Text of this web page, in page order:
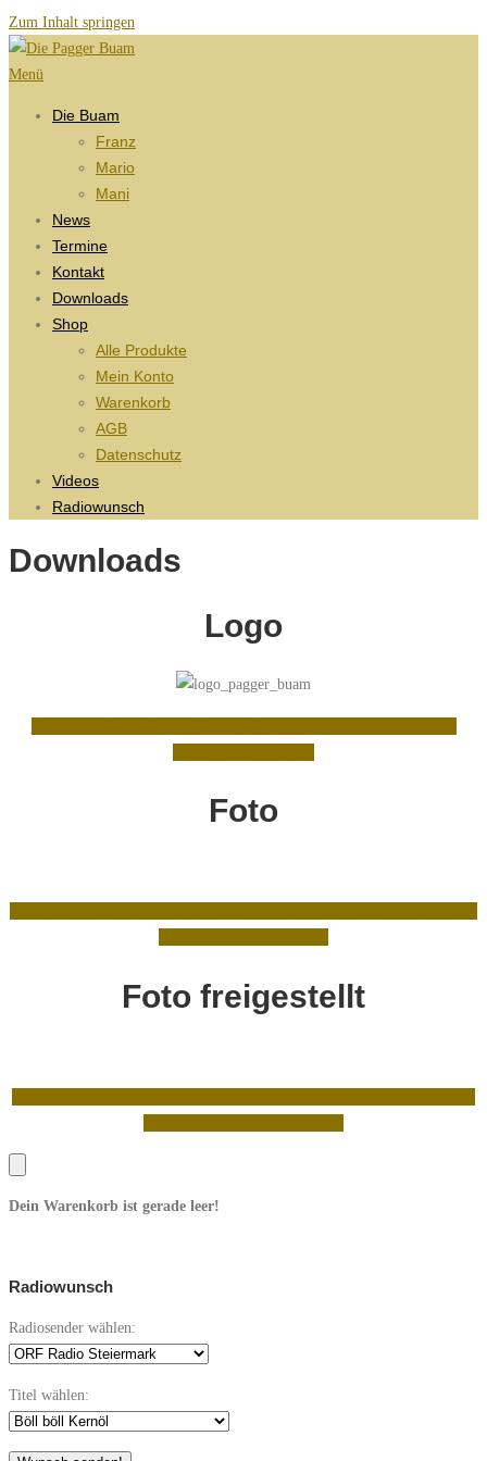
Zum Inhalt springen
Menü
Die Buam
Franz
Mario
Mani
News
Termine
Kontakt
Downloads
Shop
Alle Produkte
Mein Konto
Warenkorb
AGB
Datenschutz
Videos
Radiowunsch
Downloads
Logo
Foto
Foto freigestellt
Dein Warenkorb ist gerade leer!
Radiowunsch
Radiosender wählen:
Titel wählen: